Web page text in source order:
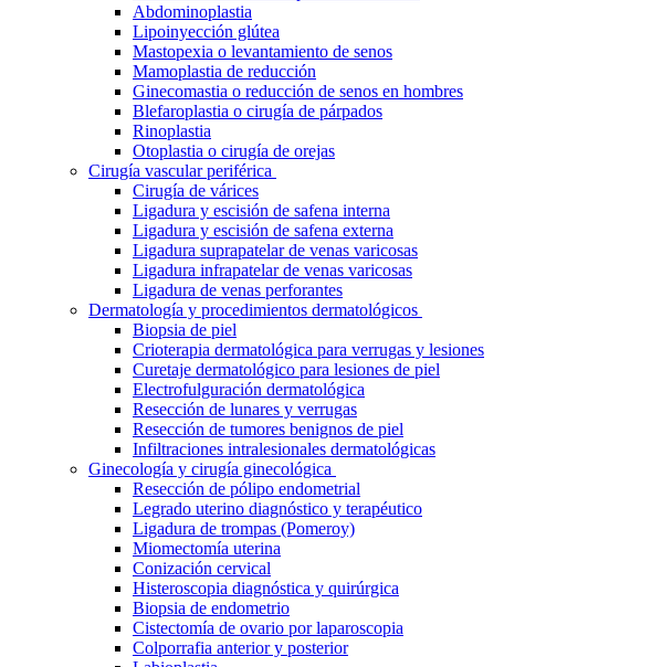
Abdominoplastia
Lipoinyección glútea
Mastopexia o levantamiento de senos
Mamoplastia de reducción
Ginecomastia o reducción de senos en hombres
Blefaroplastia o cirugía de párpados
Rinoplastia
Otoplastia o cirugía de orejas
Cirugía vascular periférica
Cirugía de várices
Ligadura y escisión de safena interna
Ligadura y escisión de safena externa
Ligadura suprapatelar de venas varicosas
Ligadura infrapatelar de venas varicosas
Ligadura de venas perforantes
Dermatología y procedimientos dermatológicos
Biopsia de piel
Crioterapia dermatológica para verrugas y lesiones
Curetaje dermatológico para lesiones de piel
Electrofulguración dermatológica
Resección de lunares y verrugas
Resección de tumores benignos de piel
Infiltraciones intralesionales dermatológicas
Ginecología y cirugía ginecológica
Resección de pólipo endometrial
Legrado uterino diagnóstico y terapéutico
Ligadura de trompas (Pomeroy)
Miomectomía uterina
Conización cervical
Histeroscopia diagnóstica y quirúrgica
Biopsia de endometrio
Cistectomía de ovario por laparoscopia
Colporrafia anterior y posterior